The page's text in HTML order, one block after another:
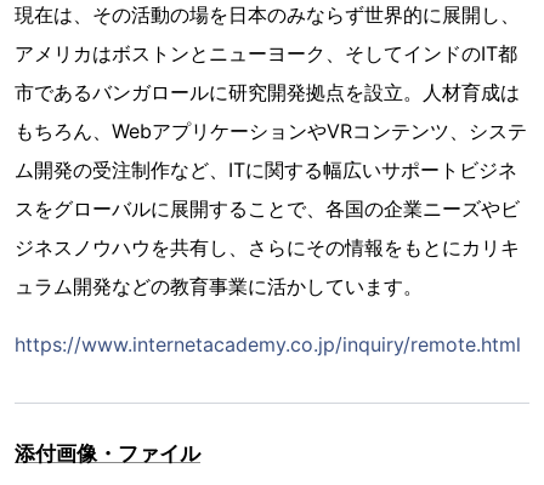
現在は、その活動の場を日本のみならず世界的に展開し、
アメリカはボストンとニューヨーク、そしてインドのIT都
市であるバンガロールに研究開発拠点を設立。人材育成は
もちろん、WebアプリケーションやVRコンテンツ、システ
ム開発の受注制作など、ITに関する幅広いサポートビジネ
スをグローバルに展開することで、各国の企業ニーズやビ
ジネスノウハウを共有し、さらにその情報をもとにカリキ
ュラム開発などの教育事業に活かしています。
https://www.internetacademy.co.jp/inquiry/remote.html
添付画像・ファイル